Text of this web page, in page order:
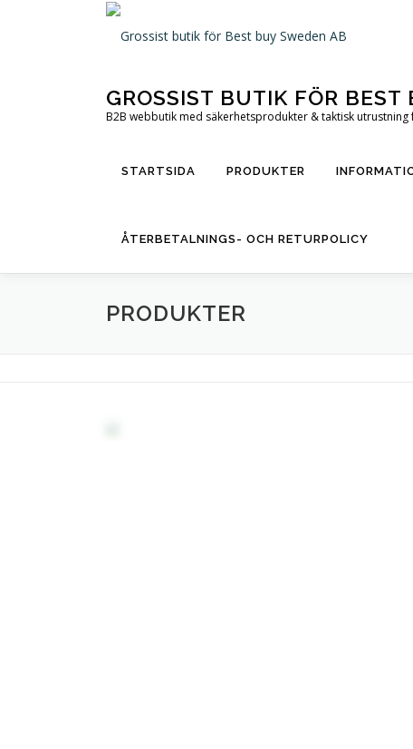
GROSSIST BUTIK FÖR BEST
B2B webbutik med säkerhetsprodukter & taktisk
STARTSIDA PRODUKTER
ÅTERBETALNINGS- OCH RETURPOLICY
PRODUKTER